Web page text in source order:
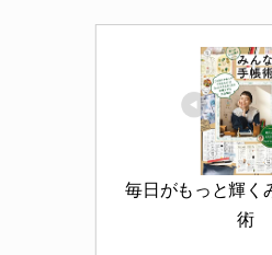
毎日がもっと輝く
術